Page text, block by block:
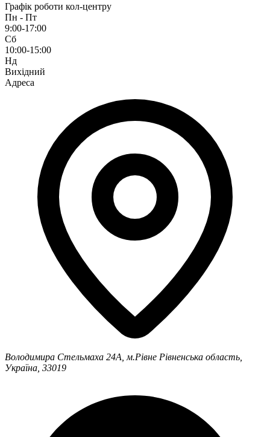
Графік роботи кол-центру
Пн - Пт
9:00-17:00
Сб
10:00-15:00
Нд
Вихідний
Адреса
Володимира Стельмаха 24А, м.Рівне Рівненська область,
Україна, 33019